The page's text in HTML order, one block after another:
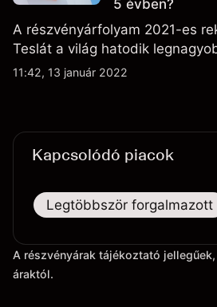
5 évben?
A részvényárfolyam 2021-es
Teslát a világ hatodik
11:42, 13 január 2022
Kapcsolódó piacok
Legtöbbször forgalmazott
A részvényárak tájékoztató
áraktól.